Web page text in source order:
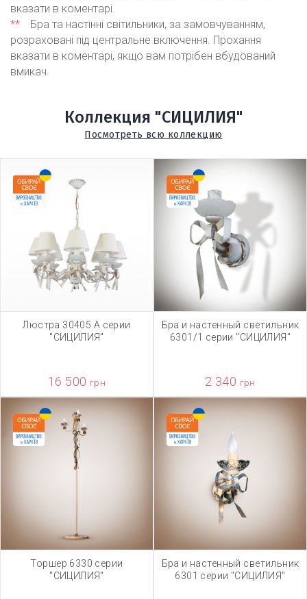
вказати в коментарі.
**
Бра та настінні світильники, за замовчуванням,
розраховані під центральне включення. Прохання
вказати в коментарі, якщо вам потрібен вбудований
вмикач.
Коллекция "СИЦИЛИЯ"
Посмотреть всю коллекцию
Люстра 30405 А серии
"СИЦИЛИЯ"
16 500 грн
Бра и настенный светильник
6301/1 серии "СИЦИЛИЯ"
2 340 грн
Торшер 6330 серии
"СИЦИЛИЯ"
Бра и настенный светильник
6301 серии "СИЦИЛИЯ"